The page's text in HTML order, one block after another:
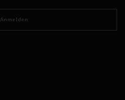
Anmelden